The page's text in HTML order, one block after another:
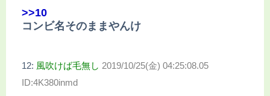
>>10
コンビ名そのままやんけ
12: 風吹けば毛無し 2019/10/25(金) 04:25:08.05
ID:4K380inmd